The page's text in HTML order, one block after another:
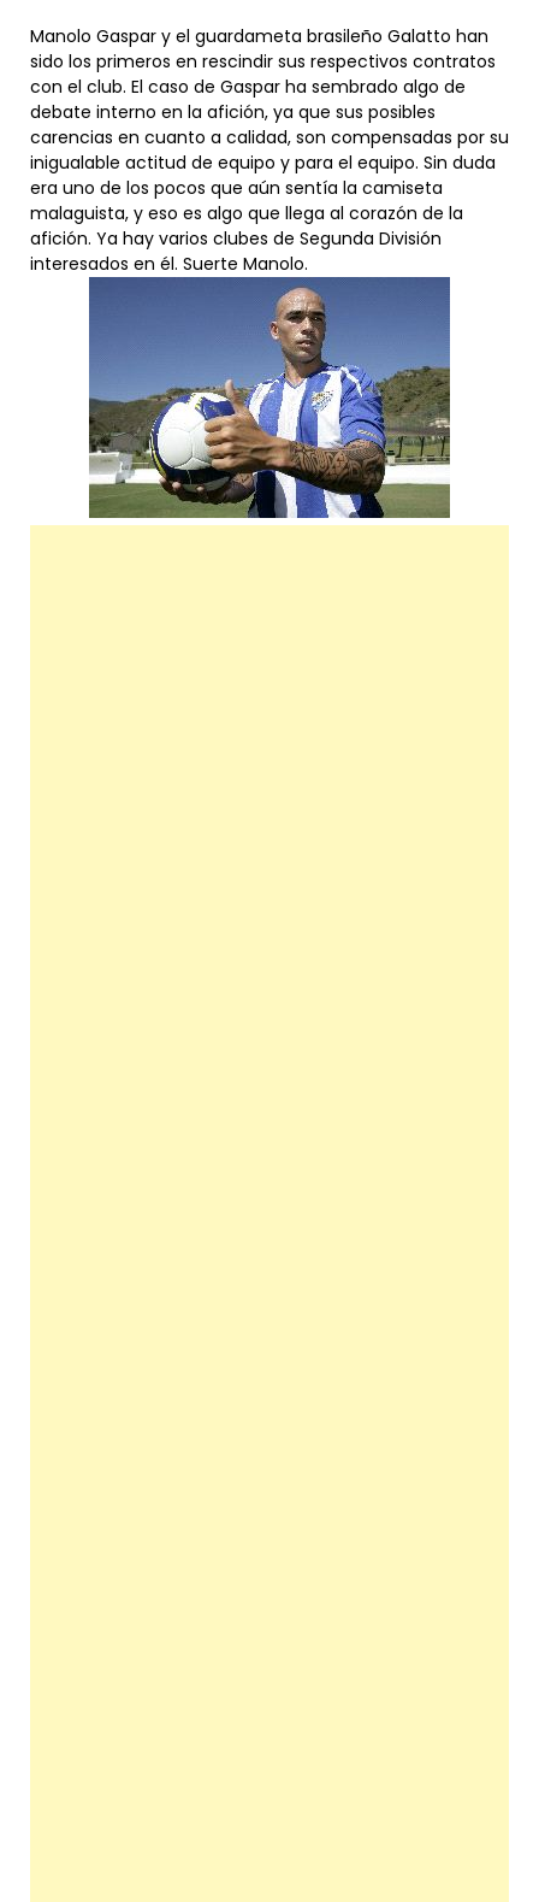
Manolo Gaspar y el guardameta brasileño Galatto han
sido los primeros en rescindir sus respectivos contratos
con el club. El caso de Gaspar ha sembrado algo de
debate interno en la afición, ya que sus posibles
carencias en cuanto a calidad, son compensadas por su
inigualable actitud de equipo y para el equipo. Sin duda
era uno de los pocos que aún sentía la camiseta
malaguista, y eso es algo que llega al corazón de la
afición. Ya hay varios clubes de Segunda División
interesados en él. Suerte Manolo.